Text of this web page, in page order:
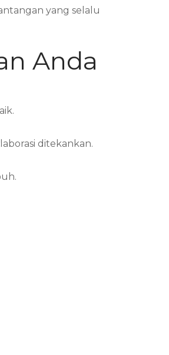
yang selalu
Anda
ditekankan.